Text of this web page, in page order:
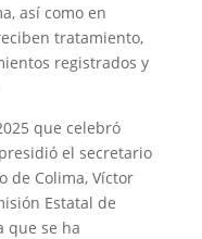
así como en
tratamiento,
registrados y
que celebró
el secretario
de Colima, Víctor
Estatal de
que se ha